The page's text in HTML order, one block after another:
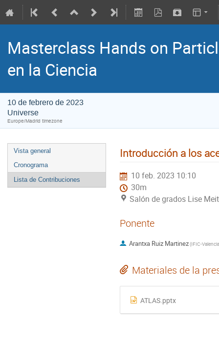
Masterclass Hands on
en la Ciencia
10 de febrero de 2023
Universe
Europe/Madrid timezone
Vista general
Cronograma
Lista de Contribuciones
Introducción a los
10 feb. 2023 10:10
30m
Salón de grados Lise
Ponente
Arantxa Ruiz Martinez(IFIC-Valencia
Materiales de la
ATLAS.pptx